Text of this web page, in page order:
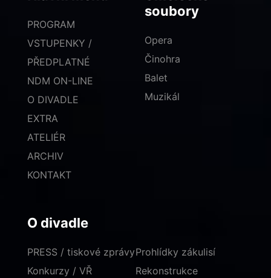
PROGRAM
VSTUPENKY /
PŘEDPLATNÉ
NDM ON-LINE
O DIVADLE
EXTRA
ATELIÉR
ARCHIV
KONTAKT
soubory
Opera
Činohra
Balet
Muzikál
O divadle
PRESS / tiskové zprávy
Konkurzy / VŘ
Prohlídky zákulisí
Rekonstrukce